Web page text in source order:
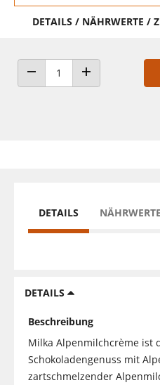
DETAILS / NÄHRWERTE /
ANZAHL VERRINGERNANZAHL ERHÖHEN
DETAILS NÄHRWERTE
DETAILS
Beschreibung
Milka Alpenmilchcrème ist
Schokoladengenuss mit
zartschmelzender